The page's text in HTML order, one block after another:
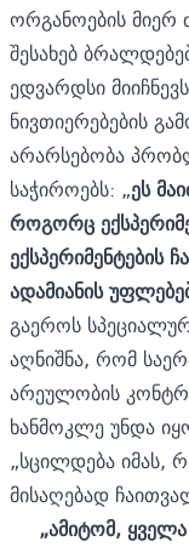
ორგანოების მიერ
შესახებ
ედვარდსი
ნივთიერებების
არარსებობა
საჭიროებს: „ეს
როგორც
ექსპერიმენტების
ადამიანის
გაეროს
აღნიშნა, რომ
არეულობის
ხანმოკლე უნდა
„სცილდება იმას,
მისაღებად
„ამიტომ,